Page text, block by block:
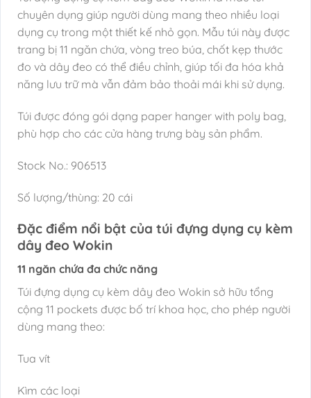
chuyên dụng giúp người dùng mang theo nhiều loại
dụng cụ trong một thiết kế nhỏ gọn. Mẫu túi này được
trang bị 11 ngăn chứa, vòng treo búa, chốt kẹp thước
đo và dây đeo có thể điều chỉnh, giúp tối đa hóa khả
năng lưu trữ mà vẫn đảm bảo thoải mái khi sử dụng.
Túi được đóng gói dạng paper hanger with poly bag,
phù hợp cho các cửa hàng trưng bày sản phẩm.
Stock No.: 906513
Số lượng/thùng: 20 cái
Đặc điểm nổi bật của túi đựng dụng cụ kèm
dây đeo Wokin
11 ngăn chứa đa chức năng
Túi đựng dụng cụ kèm dây đeo Wokin sở hữu tổng
cộng 11 pockets được bố trí khoa học, cho phép người
dùng mang theo:
Tua vít
Kìm các loại